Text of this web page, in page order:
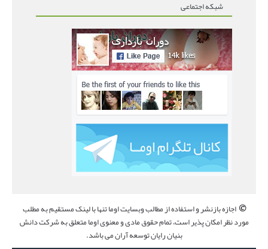
شبکه اجتماعی
©اجازه بازنشر و استفاده از مطالب وبسایت اوما تنها با لینک مستقیم به مطلب
مورد نظر امکان پذیر است، تمام حقوق مادی و معنوی اوما متعلق به شرکت دانش
بنیان رایان توسعه آران می باشد.